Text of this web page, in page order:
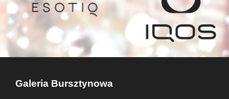
Galeria Bursztynowa